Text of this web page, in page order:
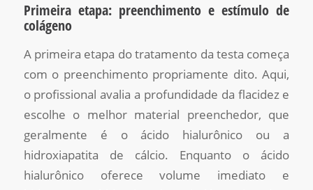
Primeira etapa: preenchimento e estímulo de
colágeno
A primeira etapa do tratamento da testa começa
com o preenchimento propriamente dito. Aqui,
o profissional avalia a profundidade da flacidez e
escolhe o melhor material preenchedor, que
geralmente é o ácido hialurônico ou a
hidroxiapatita de cálcio. Enquanto o ácido
hialurônico oferece volume imediato e